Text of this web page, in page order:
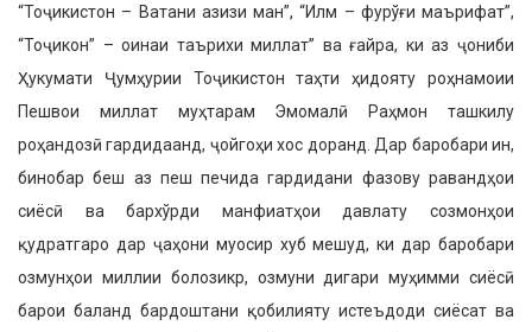
“Тоҷикистон – Ватани азизи ман”, “Илм – фурўғи маърифат”,
“Тоҷикон” – оинаи таърихи миллат” ва ғайра, ки аз ҷониби
Ҳукумати Ҷумҳурии Тоҷикистон таҳти ҳидояту роҳнамоии
Пешвои миллат муҳтарам Эмомалӣ Раҳмон ташкилу
роҳандозӣ гардидаанд, ҷойгоҳи хос доранд. Дар баробари ин,
бинобар беш аз пеш печида гардидани фазову равандҳои
сиёсӣ ва бархўрди манфиатҳои давлату созмонҳои
қудратгаро дар ҷаҳони муосир хуб мешуд, ки дар баробари
озмунҳои миллии болозикр, озмуни дигари муҳимми сиёсӣ
барои баланд бардоштани қобилияту истеъдоди сиёсат ва